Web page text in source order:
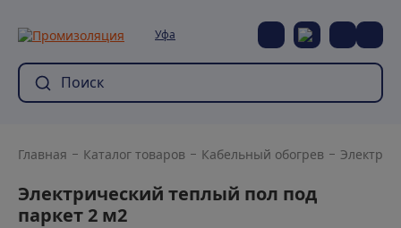
Уфа
Главная Каталог товаров Кабельный обогрев
Электрический теплый пол под
паркет 2 м2